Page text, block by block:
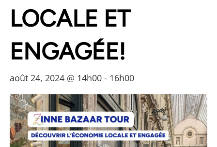
LOCALE ET
ENGAGÉE!
août 24, 2024 @ 14h00 - 16h00